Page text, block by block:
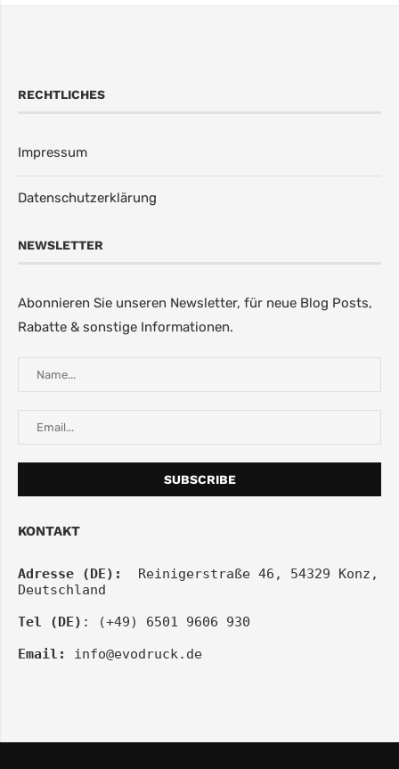
RECHTLICHES
Impressum
Datenschutzerklärung
NEWSLETTER
Abonnieren Sie unseren Newsletter, für neue Blog Posts,
Rabatte & sonstige Informationen.
KONTAKT
Adresse (DE):
Reinigerstraße 46, 54329 Konz,
Deutschland
Tel (DE) : (+49) 6501 9606 930
Email:
info@evodruck.de